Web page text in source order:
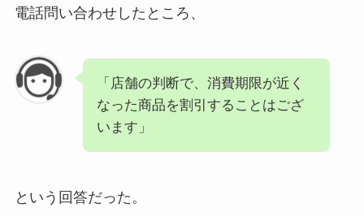
電話問い合わせしたところ、
「店舗の判断で、消費期限が近く
なった商品を割引することはござ
います」
という回答だった。